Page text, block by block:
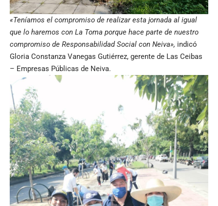
«Teníamos el compromiso de realizar esta jornada al igual
que lo haremos con La Toma porque hace parte de nuestro
compromiso de Responsabilidad Social con Neiva», indicó
Gloria Constanza Vanegas Gutiérrez, gerente de Las Ceibas
– Empresas Públicas de Neiva.